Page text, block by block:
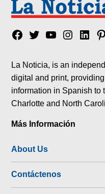
Facebook
TwitterYouTubeInstagram
La Noticia, is an
digital and print,
information in Spanish to
Charlotte and North
Más Información
About Us
Contáctenos